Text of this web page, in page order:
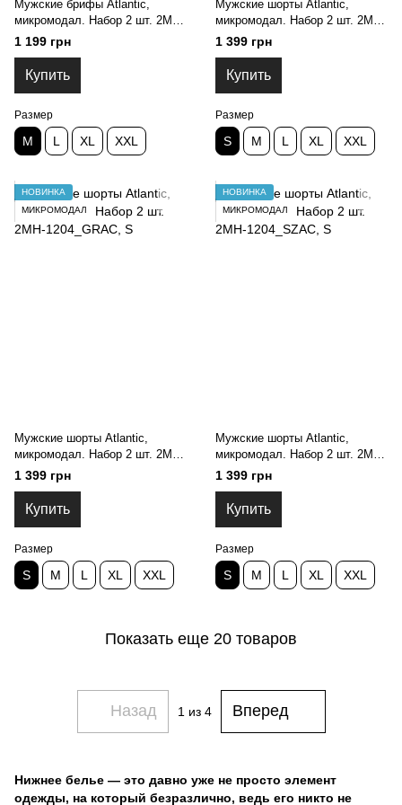
Мужские брифы Atlantic,
микромодал. Набор 2 шт. 2MP-
1590_SZAC, M
1 199 грн
Купить
Размер
M L XL XXL
Мужские шорты Atlantic,
микромодал. Набор 2 шт. 2MH-
1204_CZA, S
1 399 грн
Купить
Размер
S M L XL XXL
НОВИНКА
МИКРОМОДАЛ
Мужские шорты Atlantic,
микромодал. Набор 2 шт. 2MH-
1204_GRAC, S
1 399 грн
Купить
Размер
S M L XL XXL
НОВИНКА
МИКРОМОДАЛ
Мужские шорты Atlantic,
микромодал. Набор 2 шт. 2MH-
1204_SZAC, S
1 399 грн
Купить
Размер
S M L XL XXL
Показать еще 20 товаров
Назад 1 из 4 Вперед
Нижнее белье — это давно уже не просто элемент
одежды, на который безразлично, ведь его никто не